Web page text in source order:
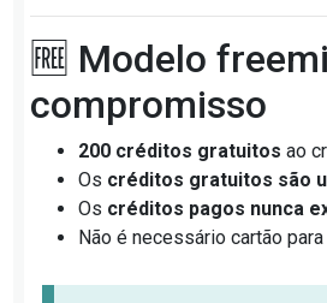
🆓 Modelo
compromisso
200 créditos gratuitos ao
Os créditos gratuitos são
Os créditos pagos nunca
Não é necessário cartão